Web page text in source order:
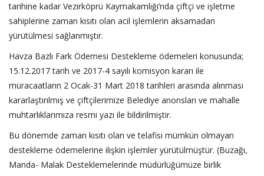
tarihine kadar Vezirköprü Kaymakamlığı’nda çiftçi ve işletme
sahiplerine zaman kısıtı olan acil işlemlerin aksamadan
yürütülmesi sağlanmıştır.
Havza Bazlı Fark Ödemesi Destekleme ödemeleri konusunda;
15.12.2017 tarih ve 2017-4 sayılı komisyon kararı ile
müracaatların 2 Ocak-31 Mart 2018 tarihleri arasında alınması
kararlaştırılmış ve çiftçilerimize Belediye anonsları ve mahalle
muhtarlıklarımıza resmi yazı ile bildirilmiştir.
Bu dönemde zaman kısıtı olan ve telafisi mümkün olmayan
destekleme ödemelerine ilişkin işlemler yürütülmüştür. (Buzağı,
Manda- Malak Desteklemelerinde müdürlüğümüze birlik